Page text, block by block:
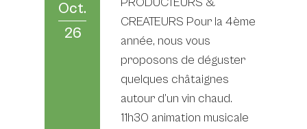
Oct.
26
CREATEURS Pour la 4ème
année, nous vous
proposons de déguster
quelques châtaignes
autour d’un vin chaud.
11h30 animation musicale